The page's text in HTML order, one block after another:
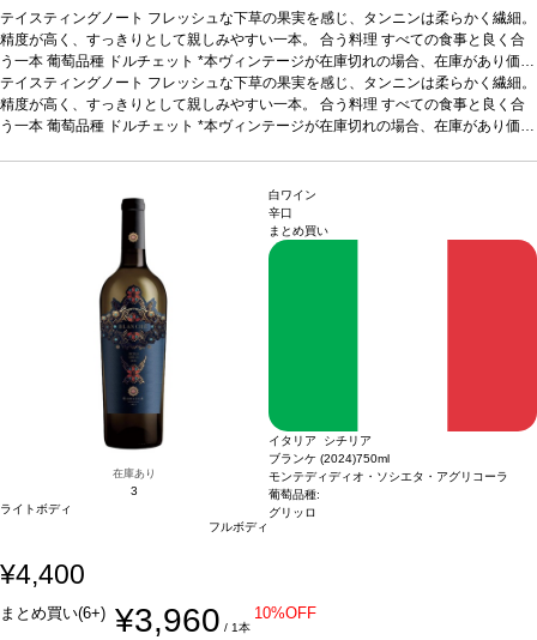
テイスティングノート フレッシュな下草の果実を感じ、タンニンは柔らかく繊細。
精度が高く、すっきりとして親しみやすい一本。 合う料理 すべての食事と良く合
う一本 葡萄品種 ドルチェット *本ヴィンテージが在庫切れの場合、在庫があり価格
が同様の場合は自動的に次のヴィンテージに変更されます、ご了承ください。
テイスティングノート フレッシュな下草の果実を感じ、タンニンは柔らかく繊細。
精度が高く、すっきりとして親しみやすい一本。 合う料理 すべての食事と良く合
う一本 葡萄品種 ドルチェット *本ヴィンテージが在庫切れの場合、在庫があり価格
在庫あり
3
ライトボディ
フルボディ
白ワイン
辛口
まとめ買い
イタリア シチリア
ブランケ (2024)750ml
モンテディディオ・ソシエタ・アグリコーラ
葡萄品種:
グリッロ
¥4,400
まとめ買い(6+) ¥3,960 / 1本
10%OFF